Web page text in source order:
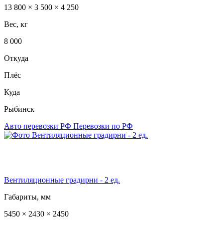
13 800 × 3 500 × 4 250
Вес, кг
8 000
Откуда
Плёс
Куда
Рыбинск
Авто перевозки РФ Перевозки по РФ
Вентиляционные градирни - 2 ед.
Габариты, мм
5450 × 2430 × 2450